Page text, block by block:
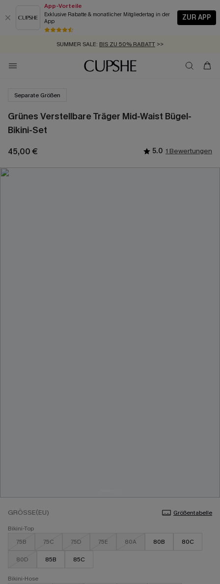
App-Vorteile
Exklusive Rabatte & monatlicher Mitgliedertag in der
App
ZUR APP
GRATIS MASSBAND MIT JEDEM SCHNELLVERSAND-ARTIKEL >>
SUMMER SALE: BIS ZU 50% RABATT >>
ZUM NEWSLETTER:BIS ZU -20% EXTRA ERHALTEN
KOSTENLOSER VERSAND AB 89 €
Separate Größen
Grünes Verstellbare Träger Mid-Waist Bügel-
Bikini-Set
45,00 € 5.0 1 Bewertungen
GRÖSSE(EU)
Größentabelle
Bikini-Top
75B
75C 75D 75E 80A 80B 80C
80D 85B 85C
Bikini-Hose